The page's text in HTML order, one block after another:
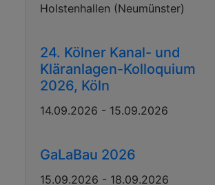
Holstenhallen (Neumünster)
24. Kölner Kanal- und
Kläranlagen-Kolloquium
2026, Köln
14.09.2026 - 15.09.2026
GaLaBau 2026
15.09.2026 - 18.09.2026